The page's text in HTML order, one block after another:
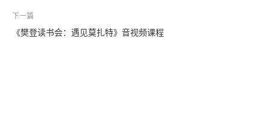
下一篇
《樊登读书会：遇见莫扎特》音视频课程